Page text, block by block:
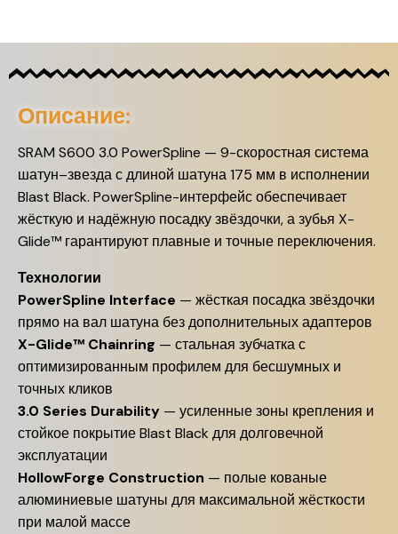
Описание:
SRAM S600 3.0 PowerSpline — 9-скоростная система
шатун–звезда с длиной шатуна 175 мм в исполнении
Blast Black. PowerSpline-интерфейс обеспечивает
жёсткую и надёжную посадку звёздочки, а зубья X-
Glide™ гарантируют плавные и точные переключения.
Технологии
PowerSpline Interface — жёсткая посадка звёздочки
прямо на вал шатуна без дополнительных адаптеров
X-Glide™ Chainring — стальная зубчатка с
оптимизированным профилем для бесшумных и
точных кликов
3.0 Series Durability — усиленные зоны крепления и
стойкое покрытие Blast Black для долговечной
эксплуатации
HollowForge Construction — полые кованые
алюминиевые шатуны для максимальной жёсткости
при малой массе